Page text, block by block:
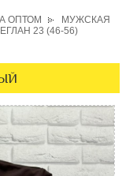
ОПТОМ
МУЖСКАЯ
23 (46-56)